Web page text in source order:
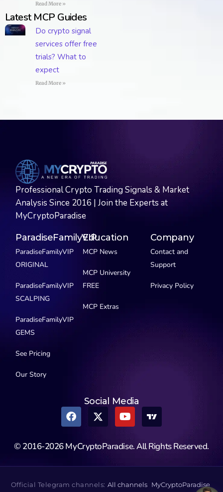
Read More »
Latest MCP Guides
Do crypto signal
services offer free
trials? What to
expect
Read More »
Professional Crypto Trading Signals & Market
Analysis Since 2016 | Join the Experts at
MyCryptoParadise
ParadiseFamilyVIP
ParadiseFamilyVIP
ORIGINAL
ParadiseFamilyVIP
SCALPING
ParadiseFamilyVIP
GEMS
See Pricing
Our Story
Education
MCP News
MCP University
FREE
MCP Extras
Company
Contact and
Support
Privacy Policy
Social Media
© 2016-2026 MyCryptoParadise. All Rights Reserved.
Official Telegram channels: All channels MyCryptoParadise